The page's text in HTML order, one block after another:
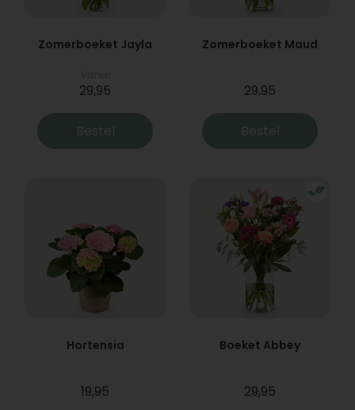
Zomerboeket Jayla
29,95
Bestel
Zomerboeket Maud
29,95
Bestel
Hortensia
19,95
Boeket Abbey
29,95